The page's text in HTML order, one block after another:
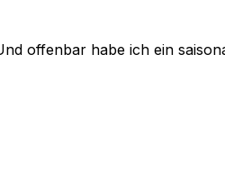
offenbar habe ich ein